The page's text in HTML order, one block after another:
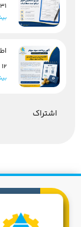
اشتراک
31 تیر 1405
12 تیر 1405